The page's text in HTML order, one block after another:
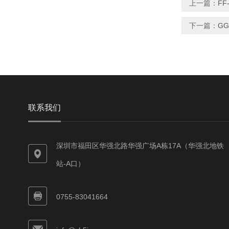
上一篇：
下一篇：
联系我们
深圳市福田区华强北路华强广场A栋17A（华强北地铁
站-A口）
0755-83041664